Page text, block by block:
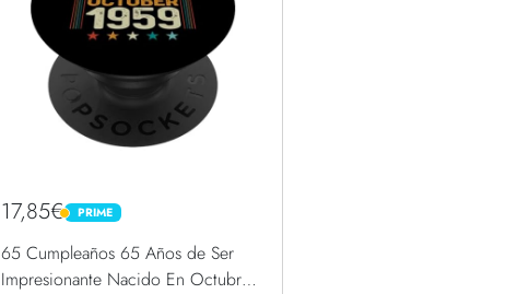
17,85€ PRIME
PRIME
65 Cumpleaños 65 Años de Ser
Impresionante Nacido En Octubre